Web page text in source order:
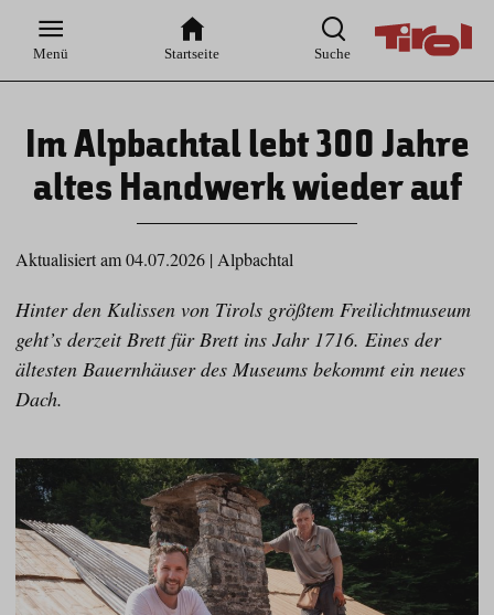
Hauptnavigation
Inhaltsbereich
Menü Startseite Suche
Im Alpbachtal lebt 300 Jahre
altes Handwerk wieder auf
Aktualisiert am 04.07.2026 | Alpbachtal
Hinter den Kulissen von Tirols größtem Freilichtmuseum
geht’s derzeit Brett für Brett ins Jahr 1716. Eines der
ältesten Bauernhäuser des Museums bekommt ein neues
Dach.